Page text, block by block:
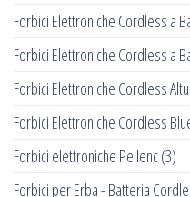
Forbici Elettroniche Cordless a
Forbici Elettroniche Cordless a
Forbici Elettroniche Cordless
Forbici Elettroniche Cordless
Forbici elettroniche Pellenc(3)
Forbici per Erba - Batteria